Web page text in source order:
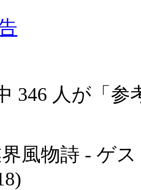
346 人が「参
風物詩 - ゲ